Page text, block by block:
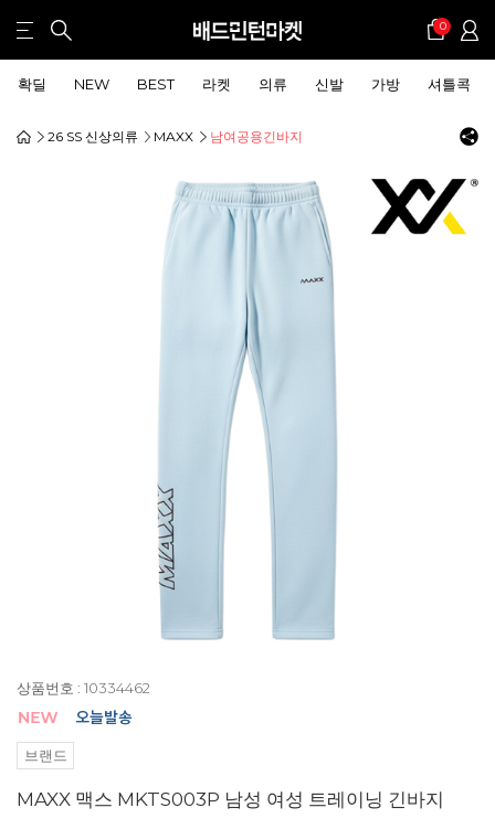
0
확딜 NEW BEST 라켓 의류 신발 가방 셔틀콕
26 SS 신상의류 MAXX 남여공용긴바지
상품번호 : 10334462
브랜드
MAXX 맥스 MKTS003P 남성 여성 트레이닝 긴바지